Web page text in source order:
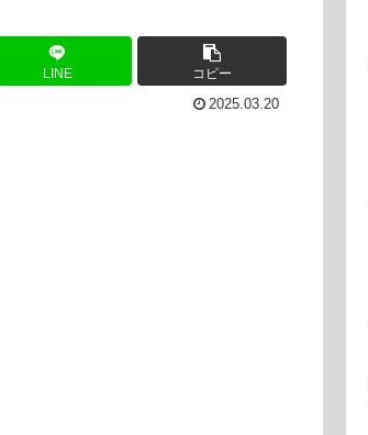
LINE コピー
2025.03.20